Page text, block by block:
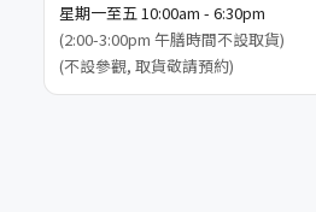
星期一至五 10:00am - 6:30pm
(2:00-3:00pm 午膳時間不設取貨)
(不設參觀, 取貨敬請預約)